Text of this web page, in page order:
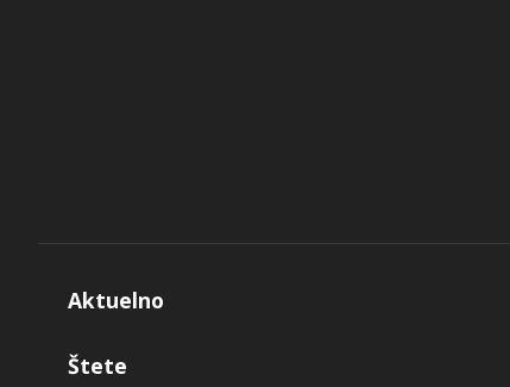
Aktuelno
Štete